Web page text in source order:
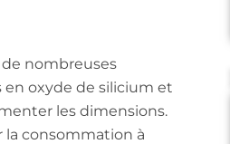
nombreuses
en oxyde de silicium et
les dimensions.
la consommation à